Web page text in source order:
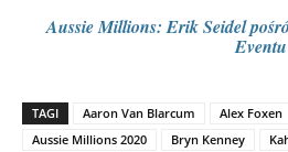
Aussie Millions: Erik Seidel
Eventu
TAGI Aaron Van Blarcum Alex Foxen
Aussie Millions 2020
Bryn Kenney